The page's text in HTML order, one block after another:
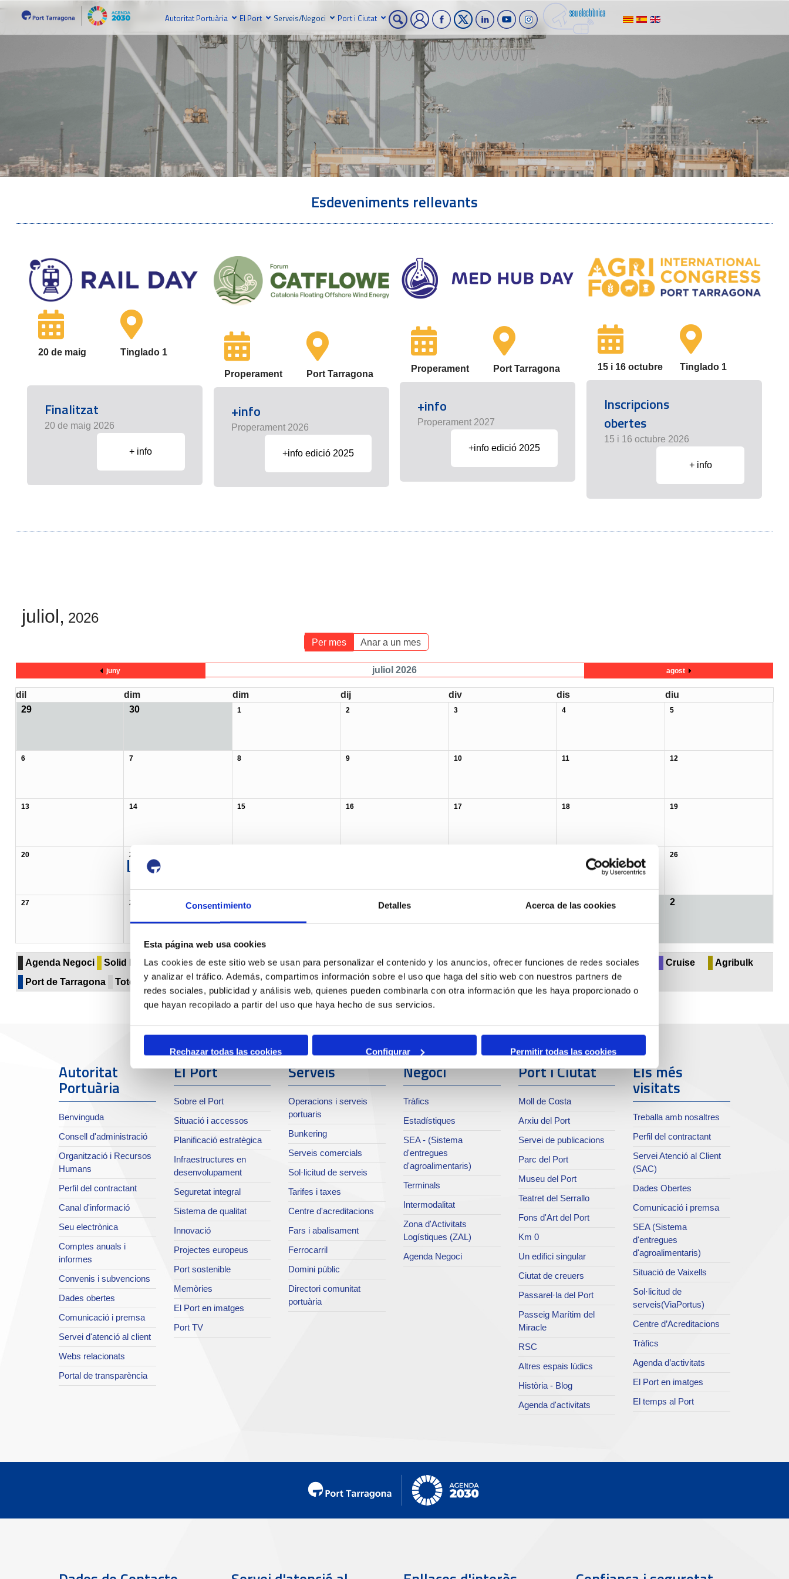
Consentimiento Detalles Acerca de las cookies
Esta página web usa cookies
Las cookies de este sitio web se usan para personalizar el contenido y los anuncios, ofrecer funciones de redes sociales
y analizar el tráfico. Además, compartimos información sobre el uso que haga del sitio web con nuestros partners de
redes sociales, publicidad y análisis web, quienes pueden combinarla con otra información que les haya proporcionado o
que hayan recopilado a partir del uso que haya hecho de sus servicios.
Rechazar todas las cookies Configurar Permitir todas las cookies
Autoritat Portuària El Port Serveis/Negoci Port i Ciutat
Esdeveniments rellevants
20 de maig Tinglado 1
Finalitzat
20 de maig 2026
+ info
Properament Port Tarragona
+info
Properament 2026
+info edició 2025
Properament Port Tarragona
+info
Properament 2027
+info edició 2025
15 i 16 octubre Tinglado 1
Inscripcions
obertes
15 i 16 octubre 2026
+ info
juliol, 2026
Per mes Anar a un mes
juny juliol 2026 agost
dil dim dim dij div dis
diu
29
30 1 2 3 4 5
6 7 8 9 10 11 12
13 14 15 16 17 18 19
20 21 26
11:00 Convocatòria premsa
27 28 29 1 2
Agenda Negoci Solid bulk Liquid bulk Paper & pulp forest Breakbulk & Project cargo Containers Fruits & perishables Multipurpose Cruise
Agribulk
Port de Tarragona
Totes les categories...
Autoritat
Portuària
Benvinguda
Consell d'administració
Organització i Recursos
Humans
Perfil del contractant
Canal d'informació
Seu electrònica
Comptes anuals i
informes
Convenis i subvencions
Dades obertes
Comunicació i premsa
Servei d'atenció al client
Webs relacionats
Portal de transparència
El Port
Sobre el Port
Situació i accessos
Planificació estratègica
Infraestructures en
desenvolupament
Seguretat integral
Sistema de qualitat
Innovació
Projectes europeus
Port sostenible
Memòries
El Port en imatges
Port TV
Serveis
Operacions i serveis
portuaris
Bunkering
Serveis comercials
Sol·licitud de serveis
Tarifes i taxes
Centre d'acreditacions
Fars i abalisament
Ferrocarril
Domini públic
Directori comunitat
portuària
Negoci
Tràfics
Estadístiques
SEA - (Sistema
d'entregues
d'agroalimentaris)
Terminals
Intermodalitat
Zona d'Activitats
Logístiques (ZAL)
Agenda Negoci
Port i Ciutat
Moll de Costa
Arxiu del Port
Servei de publicacions
Parc del Port
Museu del Port
Teatret del Serrallo
Fons d'Art del Port
Km 0
Un edifici singular
Ciutat de creuers
Passarel·la del Port
Passeig Marítim del
Miracle
RSC
Altres espais lúdics
Història - Blog
Agenda d'activitats
Els més
visitats
Treballa amb nosaltres
Perfil del contractant
Servei Atenció al Client
(SAC)
Dades Obertes
Comunicació i premsa
SEA (Sistema
d'entregues
d'agroalimentaris)
Situació de Vaixells
Sol·licitud de
serveis(ViaPortus)
Centre d’Acreditacions
Tràfics
Agenda d’activitats
El Port en imatges
El temps al Port